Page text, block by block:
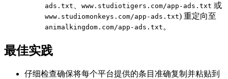
ads.txt
www.studiotigers.com/app-ads.txt 或
www.studiomonkeys.com/app-ads.txt) 重定向至
animalkingdom.com/app-ads.txt 。
最佳实践
仔细检查确保将每个平台提供的条目准确复制并粘贴到